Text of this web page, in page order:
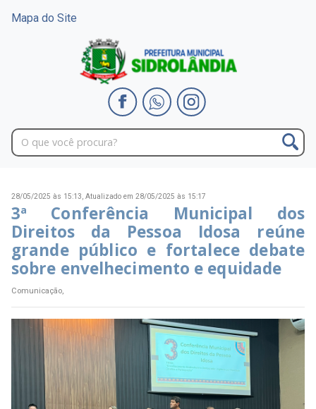
Mapa do Site
28/05/2025 às 15:13, Atualizado em 28/05/2025 às 15:17
3ª Conferência Municipal dos
Direitos da Pessoa Idosa reúne
grande público e fortalece debate
sobre envelhecimento e equidade
Comunicação,